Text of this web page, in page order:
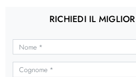
RICHIEDI IL